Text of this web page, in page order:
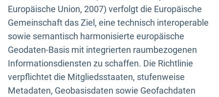
Europäische Union, 2007) verfolgt die Europäische
Gemeinschaft das Ziel, eine technisch interoperable
sowie semantisch harmonisierte europäische
Geodaten-Basis mit integrierten raumbezogenen
Informationsdiensten zu schaffen. Die Richtlinie
verpflichtet die Mitgliedsstaaten, stufenweise
Metadaten, Geobasisdaten sowie Geofachdaten